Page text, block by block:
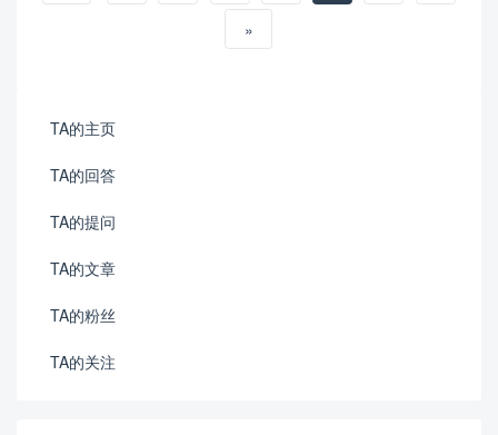
»
TA的主页
TA的回答
TA的提问
TA的文章
TA的粉丝
TA的关注